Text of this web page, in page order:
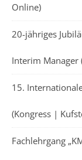
Online)
20-jähriges
Interim
15.
(Kongress |
Fachlehrgang